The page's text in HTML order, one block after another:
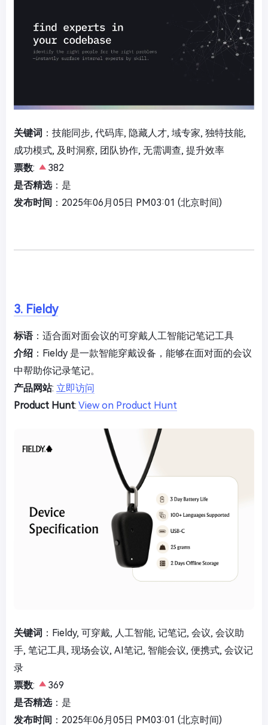
关键词 ：技能同步, 代码库, 隐藏人才, 域专家, 独特技能,
成功模式, 及时洞察, 团队协作, 无需调查, 提升效率
票数:
382
是否精选：是
发布时间 ：2025年06月05日 PM03:01 (北京时间)
3. Fieldy
标语：适合面对面会议的可穿戴人工智能记笔记工具
介绍 ：Fieldy 是一款智能穿戴设备，能够在面对面的会议
中帮助你记录笔记。
产品网站: 立即访问
Product Hunt: View on Product Hunt
关键词 ：Fieldy, 可穿戴, 人工智能, 记笔记, 会议, 会议助
手, 笔记工具, 现场会议, AI笔记, 智能会议, 便携式, 会议记
录
票数:
369
是否精选：是
发布时间 ：2025年06月05日 PM03:01 (北京时间)